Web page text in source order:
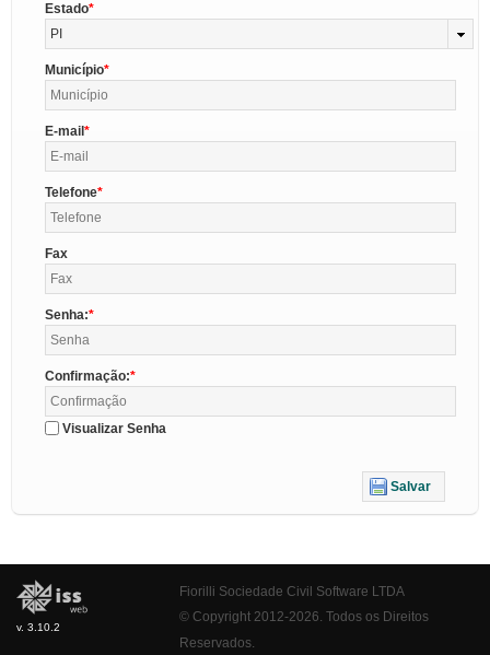
Estado
PI
Município
E-mail
Telefone
Fax
Senha:
Confirmação:
Visualizar Senha
Salvar
v. 3.10.2
Fiorilli Sociedade Civil Software LTDA
© Copyright 2012-2026. Todos os Direitos
Reservados.